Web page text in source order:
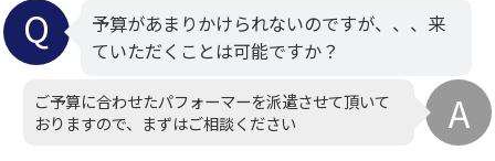
予算があまりかけられないのですが、、、来
ていただくことは可能ですか？
ご予算に合わせたパフォーマーを派遣させて頂いて
おりますので、まずはご相談ください